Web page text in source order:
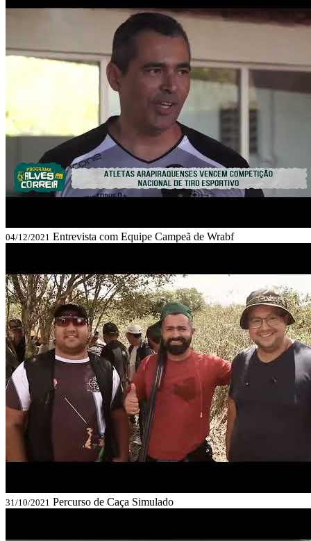
04/12/2021 Entrevista com Equipe Campeã de Wrabf
31/10/2021 Percurso de Caça Simulado